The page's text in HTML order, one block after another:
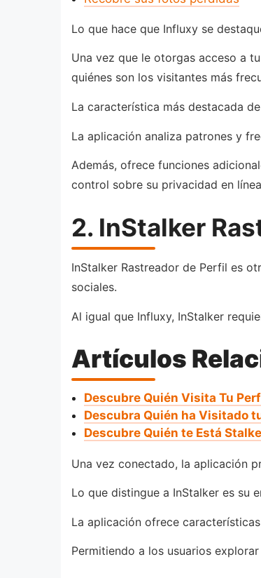
Lo que hace que Influxy se
Una vez que le otorgas acceso a
quiénes son los visitantes más
La característica más destacada
La aplicación analiza patrones y
Además, ofrece funciones
control sobre su privacidad en
2. InStalker
InStalker Rastreador de Perfil es
sociales.
Al igual que Influxy, InStalker
Artículos
Descubre Quién Visita Tu
Descubra Quién ha Visitado
Descubre Quién te Está
Una vez conectado, la aplicación
Lo que distingue a InStalker es su
La aplicación ofrece
Permitiendo a los usuarios